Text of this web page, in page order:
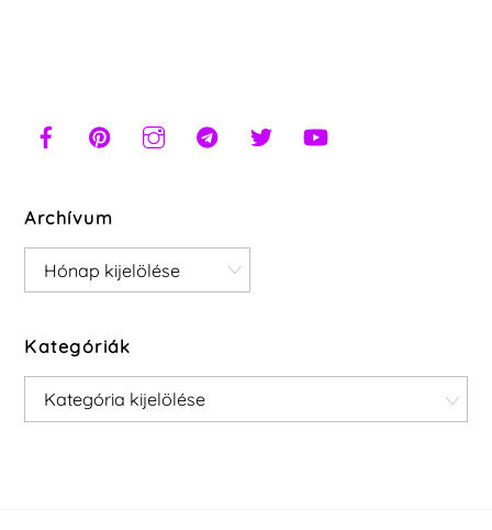
Archívum
Archívum
Kategóriák
Kategóriák